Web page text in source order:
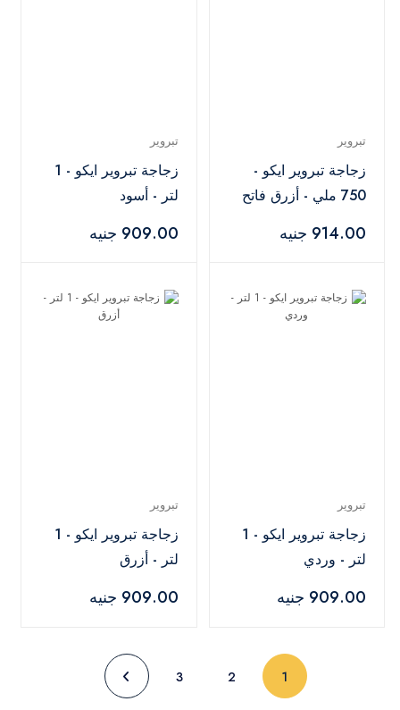
تبروير
زجاجة تبروير ايكو -
750 ملي - أزرق فاتح
914.00 جنيه
تبروير
زجاجة تبروير ايكو - 1
لتر - أسود
909.00 جنيه
تبروير
زجاجة تبروير ايكو - 1
لتر - وردي
909.00 جنيه
تبروير
زجاجة تبروير ايكو - 1
لتر - أزرق
909.00 جنيه
1
2
3